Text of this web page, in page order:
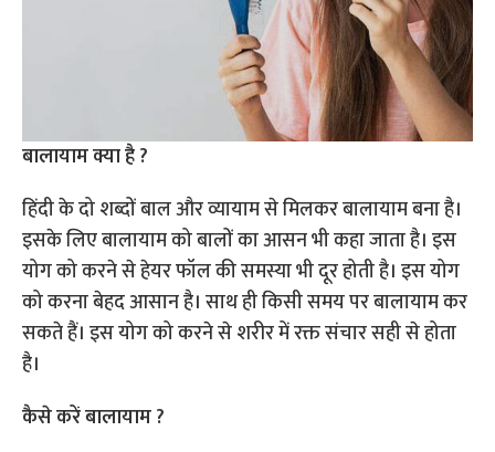
बालायाम क्या है ?
हिंदी के दो शब्दों बाल और व्यायाम से मिलकर बालायाम बना है।
इसके लिए बालायाम को बालों का आसन भी कहा जाता है। इस
योग को करने से हेयर फॉल की समस्या भी दूर होती है। इस योग
को करना बेहद आसान है। साथ ही किसी समय पर बालायाम कर
सकते हैं। इस योग को करने से शरीर में रक्त संचार सही से होता
है।
कैसे करें बालायाम ?